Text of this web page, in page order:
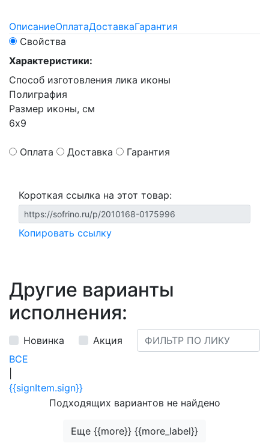
ОписаниеОплатаДоставкаГарантия
Свойства
Характеристики:
Способ изготовления лика иконы
Полиграфия
Размер иконы, см
6х9
Оплата Доставка Гарантия
Короткая ссылка на этот товар:
Копировать ссылку
Другие варианты
исполнения:
Новинка
Акция
ВСЕ
{{signItem.sign}}
Подходящих вариантов не найдено
Еще {{more}} {{more_label}}